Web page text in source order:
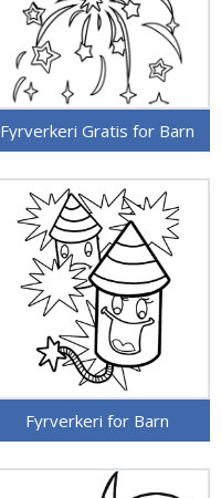
Fyrverkeri Gratis for Barn
Fyrverkeri for Barn